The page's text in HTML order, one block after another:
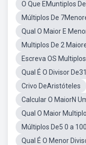
O Que EMuntiplos
Múltiplos De
Qual O Maior E
Multiplos De 2
Escreva OS
Qual É O Divisor
Crivo DeAristóteles
Calcular O MaiorN
Qual O Maior
Múltiplos De5 0 a 100
Qual É O Menor